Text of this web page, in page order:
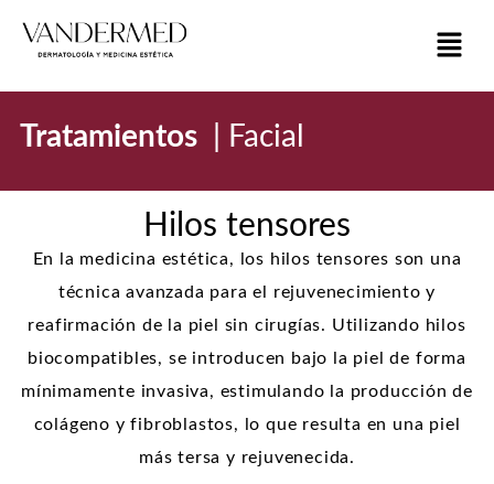
Tratamientos Facial
Hilos tensores
En la medicina estética, los hilos tensores son una
técnica avanzada para el rejuvenecimiento y
reafirmación de la piel sin cirugías. Utilizando hilos
biocompatibles, se introducen bajo la piel de forma
mínimamente invasiva, estimulando la producción de
colágeno y fibroblastos, lo que resulta en una piel
más tersa y rejuvenecida.